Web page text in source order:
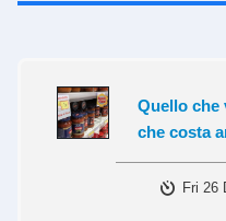
Quello che
che costa
Fri 26